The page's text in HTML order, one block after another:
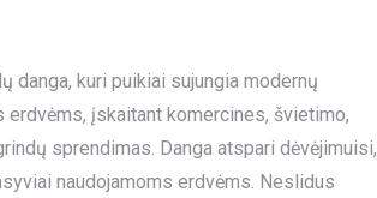
danga, kuri puikiai sujungia modernų
įskaitant komercines, švietimo,
sprendimas. Danga atspari dėvėjimuisi,
naudojamoms erdvėms. Neslidus